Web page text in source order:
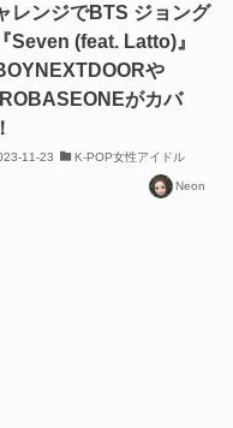
レンジでBTS ジョング
Seven (feat. Latto)』
や
がカバ
11-23 K-POP女性アイドル
Neon